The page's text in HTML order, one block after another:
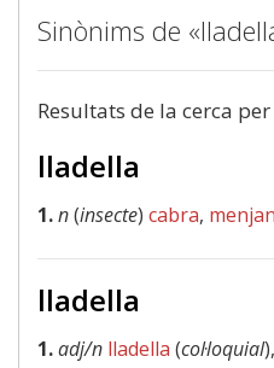
Sinònims de
Resultats de la cerca per
lladella
1.n(insecte) cabra,
lladella
1.adj/n lladella (col·loquial),